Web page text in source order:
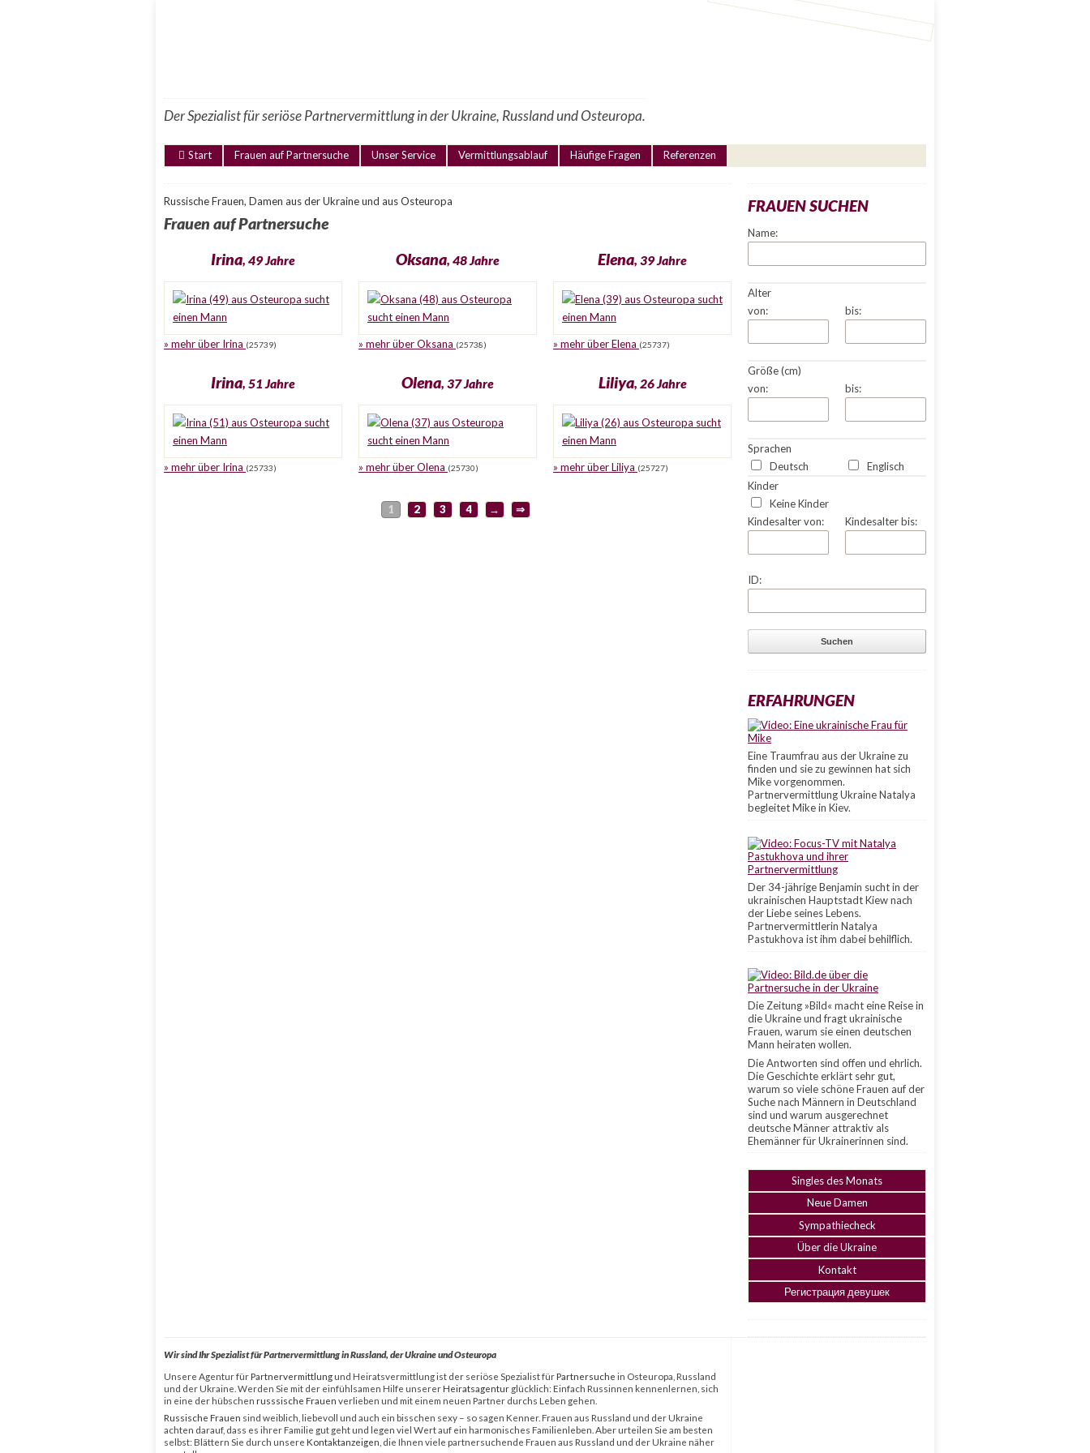
Der Spezialist für seriöse Partnervermittlung in der Ukraine, Russland und Osteuropa.
Start Frauen auf Partnersuche Unser Service Vermittlungsablauf Häufige Fragen Referenzen
Russische Frauen, Damen aus der Ukraine und aus Osteuropa
Frauen auf Partnersuche
Irina, 49 Jahre
» mehr über Irina (25739)
Oksana, 48 Jahre
» mehr über Oksana (25738)
Elena, 39 Jahre
» mehr über Elena (25737)
Irina, 51 Jahre
» mehr über Irina (25733)
Olena, 37 Jahre
» mehr über Olena (25730)
Liliya, 26 Jahre
» mehr über Liliya (25727)
1 2 3 4 → ⇒
FRAUEN SUCHEN
Name:
Alter
von:
bis:
Größe (cm)
von:
bis:
Sprachen
Deutsch
Englisch
Kinder
Keine Kinder
Kindesalter von:
Kindesalter bis:
ID:
ERFAHRUNGEN
Eine Traumfrau aus der Ukraine zu
finden und sie zu gewinnen hat sich
Mike vorgenommen.
Partnervermittlung Ukraine Natalya
begleitet Mike in Kiev.
Der 34-jährige Benjamin sucht in der
ukrainischen Hauptstadt Kiew nach
der Liebe seines Lebens.
Partnervermittlerin Natalya
Pastukhova ist ihm dabei behilflich.
Die Zeitung »Bild« macht eine Reise in
die Ukraine und fragt ukrainische
Frauen, warum sie einen deutschen
Mann heiraten wollen.
Die Antworten sind offen und ehrlich.
Die Geschichte erklärt sehr gut,
warum so viele schöne Frauen auf der
Suche nach Männern in Deutschland
sind und warum ausgerechnet
deutsche Männer attraktiv als
Ehemänner für Ukrainerinnen sind.
Singles des Monats
Neue Damen
Sympathiecheck
Über die Ukraine
Kontakt
Регистрация девушек
Wir sind Ihr Spezialist für Partnervermittlung in Russland, der Ukraine und Osteuropa
Unsere Agentur fürPartnervermittlungund Heiratsvermittlung ist der seriöse Spezialist fürPartnersuche in Osteuropa, Russland
und der Ukraine. Werden Sie mit der einfühlsamen Hilfe unsererHeiratsagentur glücklich: Einfach Russinnen kennenlernen, sich
in eine der hübschen russsische Frauen verlieben und mit einem neuen Partner durchs Leben gehen.
Russische Frauen sind weiblich, liebevoll und auch ein bisschen sexy – so sagen Kenner. Frauen aus Russland und der Ukraine
achten darauf, dass es ihrer Familie gut geht und legen viel Wert auf ein harmonisches Familienleben. Aber urteilen Sie am besten
selbst: Blättern Sie durch unsere Kontaktanzeigen , die Ihnen viele partnersuchende Frauen aus Russland und der Ukraine näher